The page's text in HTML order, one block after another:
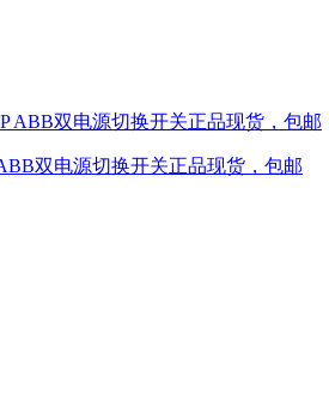
双电源切换开关正品现货，包邮